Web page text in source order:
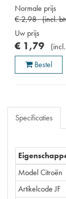
Normale prijs
€2,98 (incl.
Uw prijs
€ 1,79 (
Bestel
Specificaties
Model Citroën
Artikelcode JF